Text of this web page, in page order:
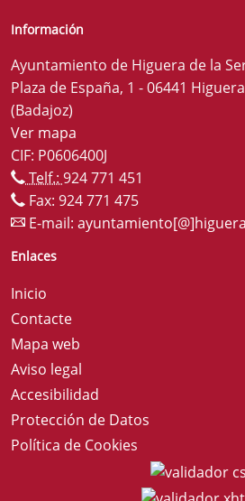
Información
Ayuntamiento de Higuera de la
Plaza de España, 1 - 06441
(Badajoz)
Ver mapa
CIF: P0606400J
Telf.: 924 771 451
Fax: 924 771 475
E-mail:
Enlaces
Inicio
Contacte
Mapa web
Aviso legal
Accesibilidad
Protección de Datos
Política de Cookies